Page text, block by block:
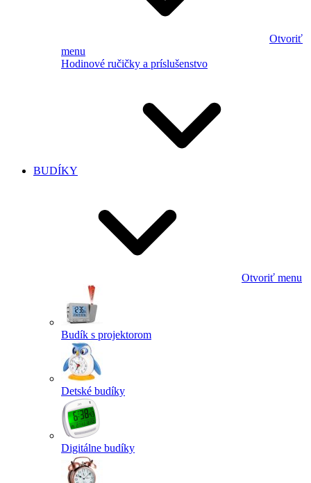
Otvoriť
menu
Hodinové ručičky a príslušenstvo
BUDÍKY
Otvoriť menu
Budík s projektorom
Detské budíky
Digitálne budíky